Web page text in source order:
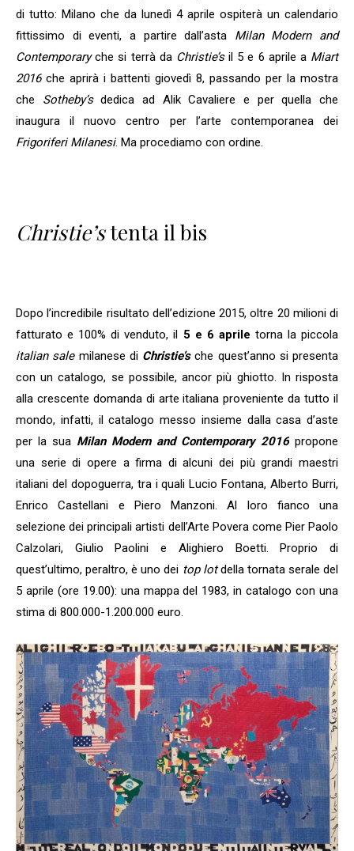
di tutto: Milano che da lunedì 4 aprile ospiterà un calendario
fittissimo di eventi, a partire dall’asta Milan Modern and
Contemporaryche si terrà da Christie’sil 5 e 6 aprile a Miart
2016che aprirà i battenti giovedì 8, passando per la mostra
che Sotheby’sdedica ad Alik Cavaliere e per quella che
inaugura il nuovo centro per l’arte contemporanea dei
Frigoriferi Milanesi. Ma procediamo con ordine.
Christie’stenta il bis
Dopo l’incredibile risultato dell’edizione 2015, oltre 20 milioni di
fatturato e 100% di venduto, il 5 e 6 aprile torna la piccola
italian salemilanese di Christie’s che quest’anno si presenta
con un catalogo, se possibile, ancor più ghiotto. In risposta
alla crescente domanda di arte italiana proveniente da tutto il
mondo, infatti, il catalogo messo insieme dalla casa d’aste
per la sua Milan Modern and Contemporary 2016 propone
una serie di opere a firma di alcuni dei più grandi maestri
italiani del dopoguerra, tra i quali Lucio Fontana, Alberto Burri,
Enrico Castellani e Piero Manzoni. Al loro fianco una
selezione dei principali artisti dell’Arte Povera come Pier Paolo
Calzolari, Giulio Paolini e Alighiero Boetti. Proprio di
quest’ultimo, peraltro, è uno dei top lotdella tornata serale del
5 aprile (ore 19.00): una mappa del 1983, in catalogo con una
stima di 800.000-1.200.000 euro.